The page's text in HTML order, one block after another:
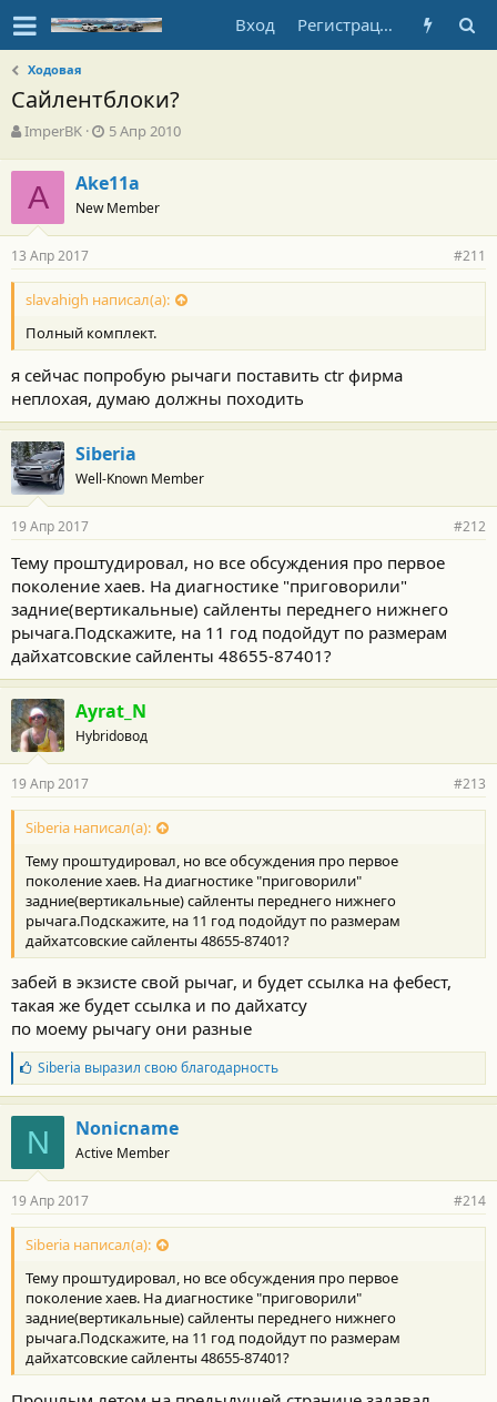
Вход Регистрация
Ходовая
Сайлентблоки?
А
т
р
т
е
м
ы
ImperBK
Д
а
н
а
л
а
5 Апр 2010
A Ake11a
New Member
13 Апр 2017 #211
slavahigh написал(а):
Полный комплект.
я сейчас попробую рычаги поставить ctr фирма
неплохая, думаю должны походить
Siberia
Well-Known Member
19 Апр 2017 #212
Тему проштудировал, но все обсуждения про первое
поколение хаев. На диагностике "приговорили"
задние(вертикальные) сайленты переднего нижнего
рычага.Подскажите, на 11 год подойдут по размерам
дайхатсовские сайленты 48655-87401?
Ayrat_N
Hybridовод
19 Апр 2017 #213
Siberia написал(а):
Тему проштудировал, но все обсуждения про первое
поколение хаев. На диагностике "приговорили"
задние(вертикальные) сайленты переднего нижнего
рычага.Подскажите, на 11 год подойдут по размерам
дайхатсовские сайленты 48655-87401?
забей в экзисте свой рычаг, и будет ссылка на фебест,
такая же будет ссылка и по дайхатсу
по моему рычагу они разные
Б
л
а
г
о
д
а
н
о
с
и
:
Siberia выразил свою благодарность
N Nonicname
Active Member
19 Апр 2017 #214
Siberia написал(а):
Тему проштудировал, но все обсуждения про первое
поколение хаев. На диагностике "приговорили"
задние(вертикальные) сайленты переднего нижнего
рычага.Подскажите, на 11 год подойдут по размерам
дайхатсовские сайленты 48655-87401?